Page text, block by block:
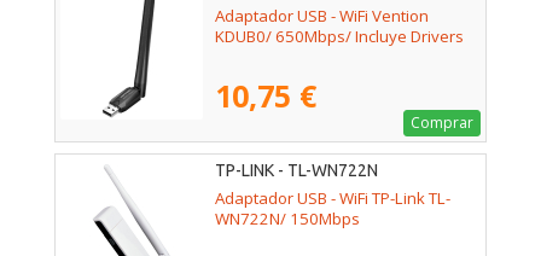
Adaptador USB - WiFi Vention
KDUB0/ 650Mbps/ Incluye Drivers
10,75 €
Comprar
TP-LINK - TL-WN722N
Adaptador USB - WiFi TP-Link TL-
WN722N/ 150Mbps